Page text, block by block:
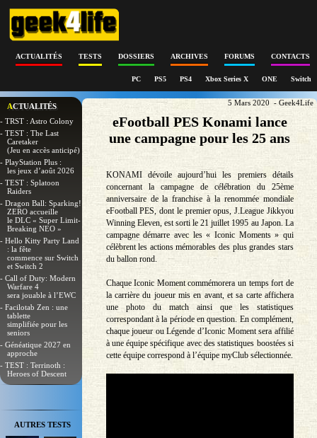
ACTUALITÉS TESTS DOSSIERS ARCHIVES FORUMS CONTACTS
PC PS5 PS4 Xbox Series X ONE Switch
ACTUALITÉS
- TRST : Astro Colony
- TEST : The Last
Caretaker
(Jeu en accès anticipé)
- PlayStation Plus :
les jeux d’août 2026
- TEST : Splatoon
Raiders
- Dragon Ball: Sparking!
ZERO accueille
le DLC « Super Limit-
Breaking NEO »
- Hello Kitty Party Land
: la fête
commence sur Switch
et Switch 2
- Call of Duty: Modern
Warfare 4
sera jouable à l’EWC
- Facilotab Zen : une
tablette
simplifiée pour les
seniors
- Généatique 2027 en
approche
- TEST : Terrinoth :
Heroes of Descent
AUTRES TESTS
5 Mars 2020 - Geek4Life
eFootball PES Konami lance
une campagne pour les 25 ans
KONAMI dévoile aujourd’hui les premiers détails
concernant la campagne de célébration du 25ème
anniversaire de la franchise à la renommée mondiale
eFootball PES, dont le premier opus, J.League Jikkyou
Winning Eleven, est sorti le 21 juillet 1995 au Japon. La
campagne démarre avec les « Iconic Moments » qui
célèbrent les actions mémorables des plus grandes stars
du ballon rond.
Chaque Iconic Moment commémorera un temps fort de
la carrière du joueur mis en avant, et sa carte affichera
une photo du match ainsi que les statistiques
correspondant à la période en question. En complément,
chaque joueur ou Légende d’Iconic Moment sera affilié
à une équipe spécifique avec des statistiques boostées si
cette équipe correspond à l’équipe myClub sélectionnée.